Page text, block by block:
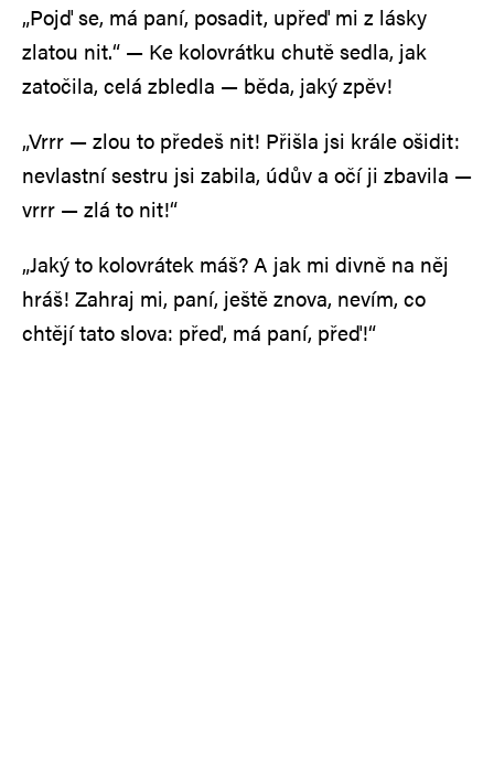
„Pojď se, má paní, posadit, upřeď mi z lásky
zlatou nit.“ — Ke kolovrátku chutě sedla, jak
zatočila, celá zbledla — běda, jaký zpěv!
„Vrrr — zlou to předeš nit! Přišla jsi krále ošidit:
nevlastní sestru jsi zabila, údův a očí ji zbavila —
vrrr — zlá to nit!“
„Jaký to kolovrátek máš? A jak mi divně na něj
hráš! Zahraj mi, paní, ještě znova, nevím, co
chtějí tato slova: přeď, má paní, přeď!“